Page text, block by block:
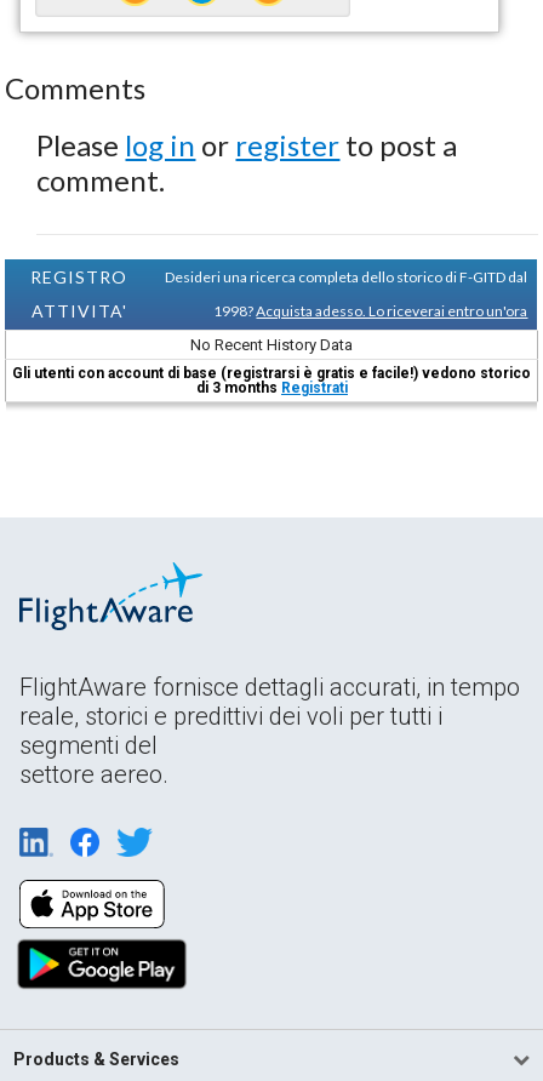
Comments
Please log in or register to post a
comment.
REGISTRO
ATTIVITA'
Desideri una ricerca completa dello storico di F-GITD dal
1998?Acquista adesso. Lo riceverai entro un'ora
No Recent History Data
Gli utenti con account di base (registrarsi è gratis e facile!) vedono storico
di 3 months Registrati
FlightAware fornisce dettagli accurati, in tempo
reale, storici e predittivi dei voli per tutti i
segmenti del
settore aereo.
Products & Services